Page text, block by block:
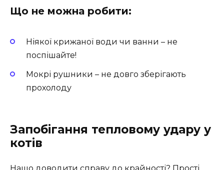
Що не можна робити:
Ніякої крижаної води чи ванни – не
поспішайте!
Мокрі рушники – не довго зберігають
прохолоду
Запобігання тепловому удару у
котів